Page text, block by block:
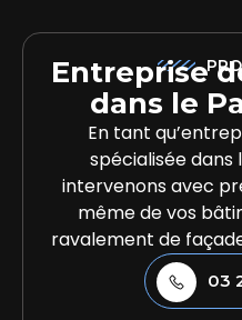
Entreprise
dans le
En tant
spécialisée
intervenons avec
même de vos
ravalement de
03